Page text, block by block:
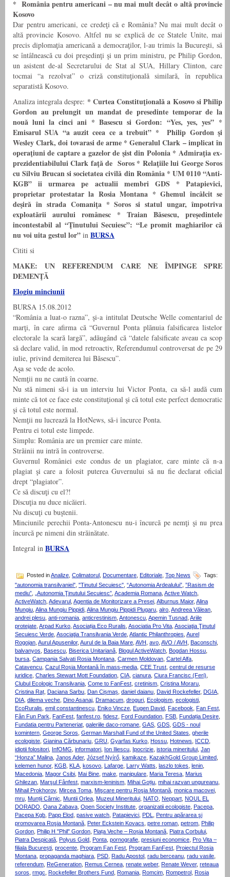
* România pentru americani – nu mai mult decât o altă provincie
Kosovo
Dar pentru americani, ce credeţi că e România? Nu mai mult decât o
altă provincie Kosovo. Altfel nu se explică de ce Statele Unite, mai
precis diplomaţia americană a democraţilor, l-au trimis la Bucureşti, să
se întâlnească cu doi preşedinţi şi un prim ministru, pe Philip Gordon,
un asistent de-al Secretarului de Stat al SUA, Hillary Clinton, care
tocmai “a rezolvat” o criză constituţională similară, în republica
separatistă Kosovo.
Analiza integrala despre: * Curtea Constituţională a Kosovo si Philip
Gordon au prelungit un mandat de presedinte temporar de la
nouă luni la cinci ani * Basescu si Gordon: “Yes, yes, yes” *
Emisarul SUA “a auzit ceea ce a trebuit” * Philip Gordon şi
Wesley Clark, doi tovarasi de arme * Generalul Clark – implicat în
operaţiuni de captare a gazelor de şist din Polonia * Admiraţia ex-
prezidentiabilului Clark faţă de Soros * Relaţiile lui George Soros
cu Silviu Brucan si societatea civilă din România * UM 0110 “Anti-
KGB” ii urmarea pe actualii membri GDS * Patapievici,
proprietar protestatar la Rosia Montana * Ghemul încâlcit se
deşiră în strada Comaniţa *Soros si statul ungar, împotriva
exploatării aurului românesc * Traian Băsescu, preşedintele
incontestabil al “Ţinutului Secuiesc”: “Le promit maghiarilor că
nu voi uita gestul lor” in BURSA
Cititi si
MAKE: UN REFERENDUM CARE NE ÎMPINGE SPRE
DEMENŢĂ
Elogiu minciunii
BURSA 15.08.2012
“România a luat-o razna”, şi-a intitulat Deutsche Welle comentariul de
marţi, în care afirma că “Guvernul Ponta plănuia falsificarea listelor
electorale la scară largă”, adăugând că “datele falsificate aveau ca scop
să declare valid, în mod retroactiv, Referendumul controversat de pe 29
iulie, privind demiterea lui Băsescu”.
Aşa se vede de acolo.
Nemţii nu ne caută în coarne.
Nu stă nimeni să-i ia un interviu lui Victor Ponta, ca să-l audă cum
minte că tot ce face este constituţional şi că totul este perfect democratic
şi că totul este normal.
Nemţii nu lucrează la HotNews, să-i încurce Ponta.
Pentru ei totul este limpede.
Simplu: România are un premier care minte.
Străinii nu intră în controverse.
Guvernul României este condus de un plagiator, care minte că n-a
plagiat şi care a folosit puterea Guvernului să nu fie declarat oficial
drept “plagiator”.
Ce să discuţi cu el?!
Discuţia nu duce nicăieri.
Nu discuţi cu buştenii.
Minciunile perechii Ponta-Antonescu nu-i încurcă pe nemţi şi nu prea
încurcă pe nimeni din străinătate.
Integral in BURSA
Posted inAnalize Colimatorul Documentare Editoriale Top News
Tags:
"autonomia transilvaniei", "Tinutul Secuiesc", “Autonomia Ardealului”, ”Rasism de
mediu”, „Autonomia Ţinutului Secuiesc”, Academia Romana, Active Watch,
ActiveWatch, Adevarul , Agentia de Monitorizare a Presei, Alburnus Maior, Alina
Mungiu, Alina Mungiu Pippidi, Alina Mungiu Pippidi Plugaru, alro, Andreea Vălean,
andrei plesu, anti-romania, anticrestinism, Antonescu, Apemin Tusnad, Ariile
protejate, Arpad Kurko, Asociația Eco Ruralis, Asociatia Pro Vita, Asociaţia Ţinutul
Secuiesc Verde, Asociaţia Transilvania Verde, Atlantic Philanthropies, Aurel
Rogojan, Aurul Apusenilor, Aurul de la Baia Mare, AVH , avo, AVO / AVH , Baconschi,
balvanyos, Basescu, Biserica Unitariană, Blogul ActiveWatch, Bogdan Hossu,
bursa, Campania Salvati Rosia Montana, Carmen Moldovan, Cartel Alfa,
Catavencu, Cazul Roșia Montană în mass-media, CEE Trust, centrul de resurse
juridice, Charles Stewart Mott Foundation, CIA, cianura, Ciura Francisc (Feri),
Clubul Ecologic Transilvania, Come to FanFest, cretinism, Cristina Moraru,
Cristina Raț, Daciana Sarbu, Dan Cișmaș, daniel daianu, David Rockefeller, DGIA,
DIA, dilema veche, Dino Asanaj, Dramacum, droguri, Ecologism, ecologisti,
EcoRuralis, emil constantinescu, Eniko Vincze, Eugen David, Facebook, Fan Fest,
Fân Fun Park, FanFest, fanfest.ro, fidesz, Ford Foundation, FSB, Fundația Desire,
Fundatia pentru Parteneriat, galeriile daco-romane, GAS, GDS, GDS - noul
komintern, George Soros, German Marshall Fund of the United States, gherile
ecologiste, Gianina Cărbunariu, GRU, Gyarfas Kurko, Hossu, Hotnews, ICCD,
idiotii folositori, InfOMG, informatori, Ion Iliescu, Ipocrizie, istoria mineritului, Jan
“Honza” Malina, Janos Ader, József Nyírő, kamikaze, KazakhGold Group Limited,
kelemen hunor, KGB, KLA, kosovo, Lafarge, Larry Watts, laszlo tokes, lenin,
Macedonia, Magor Csibi, Mai Bine, make, manipulare, Maria Teresa, Marius
Ghilezan, Marşul Fânfest, marxism-leninism, Mihai Goțiu, mihai razvan ungureanu,
Mihail Prokhorov, Mircea Toma, Mişcare pentru Roşia Montană, monica macovei,
mru, Munții Cârnic, Muntii Orlea, Muzeul Mineritului, NATO, Neppart, NOUL EL
DORADO, Oana Zabava, Open Society Institute, organizatii ecologiste, Pacepa,
Pacepa Kgb, Papp Elod, pasive watch, Patapievici, PDL, Pentru apărarea şi
promovarea Roşia Montană, Peter Eckstein Kovacs, petre roman, petrom, Philip
Gordon, Philip H "Phil" Gordon, Piața Veche – Roșia Montană, Piatra Corbului,
Piatra Despicată, Polyus Gold, Ponta, pornografie, presiuni economice, Pro Vita –
filiala București, procente, Program Fan Fest, Program FanFest, Proiectul Rosia
Montana, propaganda maghiara, PSD, Radu Apostol , radu berceanu, radu vasile,
referendum, ReGeneration, Remus Cernea, renate weber, Renate Wever, reteaua
soros, rmgc, Rockefeller Brothers Fund, Romania, Romcim, Rompetrol , Rosia